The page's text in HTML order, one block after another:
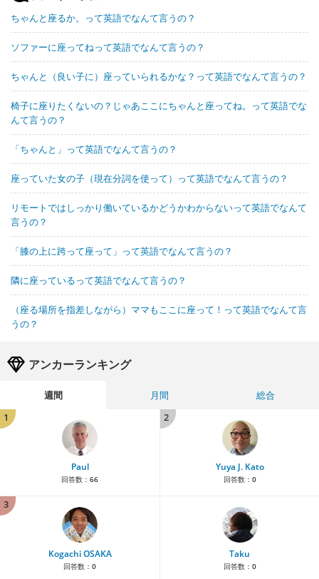
ちゃんと座るか。って英語でなんて言うの？
ソファーに座ってねって英語でなんて言うの？
ちゃんと（良い子に）座っていられるかな？って英語でなんて言うの？
椅子に座りたくないの？じゃあここにちゃんと座ってね。って英語でな
んて言うの？
「ちゃんと」って英語でなんて言うの？
座っていた女の子（現在分詞を使って）って英語でなんて言うの？
リモートではしっかり働いているかどうかわからないって英語でなんて
言うの？
「膝の上に跨って座って」って英語でなんて言うの？
隣に座っているって英語でなんて言うの？
（座る場所を指差しながら）ママもここに座って！って英語でなんて言
うの？
アンカーランキング
週間 月間
総合
1
Paul
回答数： 66
2
Yuya J. Kato
回答数： 0
3
Kogachi OSAKA
回答数： 0
Taku
回答数： 0